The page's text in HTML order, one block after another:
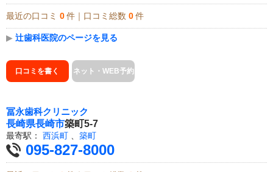
最近の口コミ 0 件｜口コミ総数 0 件
▶ 辻歯科医院のページを見る
口コミを書く ネット・WEB予約
冨永歯科クリニック
長崎県長崎市築町5-7
最寄駅： 西浜町 、 築町
095-827-8000